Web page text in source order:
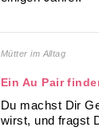
Mütter im Alltag
Ein Au Pair
Du machst Dir
wirst, und fragst